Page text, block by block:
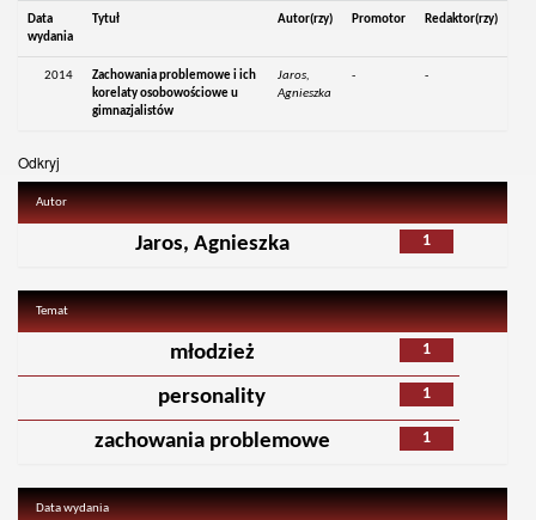
Data
wydania
Tytuł Autor(rzy) Promotor Redaktor(rzy)
2014
Zachowania problemowe i ich
korelaty osobowościowe u
gimnazjalistów
Jaros,
Agnieszka
- -
Odkryj
Autor
1
Jaros, Agnieszka
Temat
1
młodzież
1
personality
1
zachowania problemowe
Data wydania